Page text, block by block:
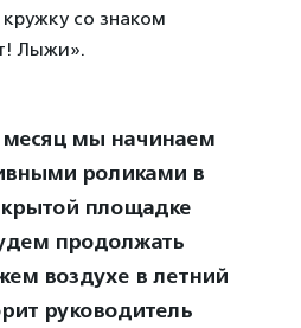
со знаком
Лыжи».
мы начинаем
роликами в
площадке
продолжать
воздухе в летний
руководитель